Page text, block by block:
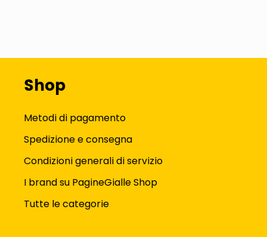
Shop
Metodi di pagamento
Spedizione e consegna
Condizioni generali di servizio
I brand su PagineGialle Shop
Tutte le categorie